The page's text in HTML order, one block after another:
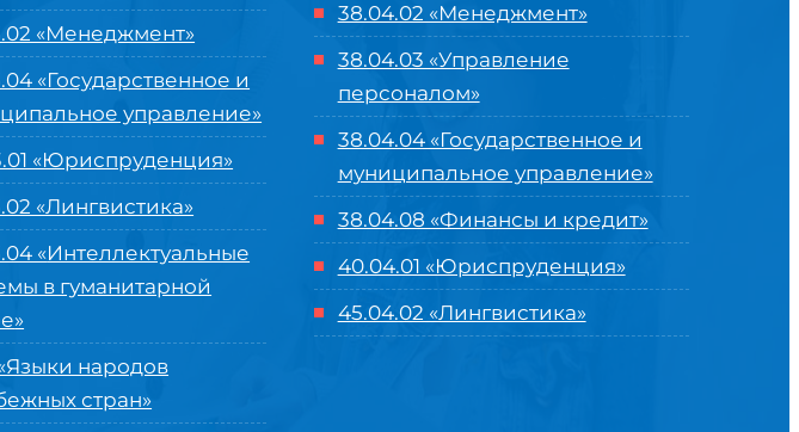
«Менеджмент»
«Государственное и
управление»
«Юриспруденция»
«Лингвистика»
«Интеллектуальные
в гуманитарной
»
народов
стран»
38.04.02 «Менеджмент»
38.04.03 «Управление
персоналом»
38.04.04 «Государственное и
муниципальное управление»
38.04.08 «Финансы и кредит»
40.04.01 «Юриспруденция»
45.04.02 «Лингвистика»